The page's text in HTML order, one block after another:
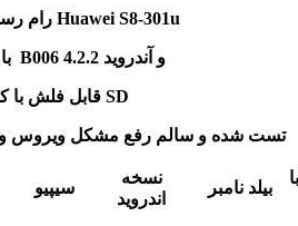
رام رسمی و اصلی Huawei S8-301u
B006 و آندروید 4.2.2
قابل فلش با کارت SD
تست شده و سالم رفع مشکل ویروس و
سیپیو
نسخه
اندروید
بیلد نامبر